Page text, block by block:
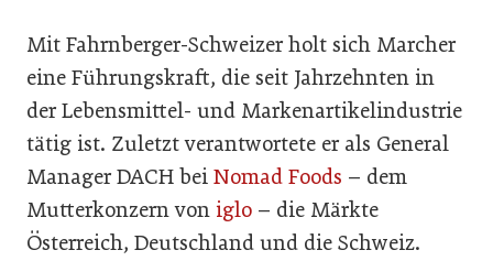
Mit Fahrnberger-Schweizer holt sich Marcher
eine Führungskraft, die seit Jahrzehnten in
der Lebensmittel- und Markenartikelindustrie
tätig ist. Zuletzt verantwortete er als General
Manager DACH bei Nomad Foods – dem
Mutterkonzern von iglo – die Märkte
Österreich, Deutschland und die Schweiz.